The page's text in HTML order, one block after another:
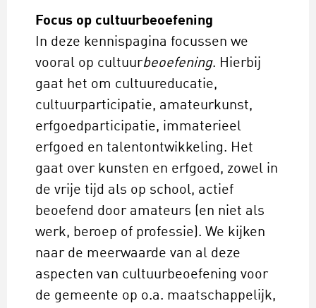
Focus op cultuurbeoefening
In deze kennispagina focussen we
vooral op cultuurbeoefening. Hierbij
gaat het om cultuureducatie,
cultuurparticipatie, amateurkunst,
erfgoedparticipatie, immaterieel
erfgoed en talentontwikkeling. Het
gaat over kunsten en erfgoed, zowel in
de vrije tijd als op school, actief
beoefend door amateurs (en niet als
werk, beroep of professie). We kijken
naar de meerwaarde van al deze
aspecten van cultuurbeoefening voor
de gemeente op o.a. maatschappelijk,